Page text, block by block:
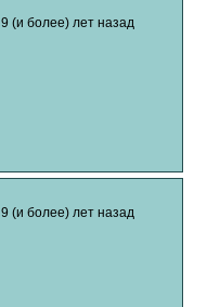
9 (и более) лет назад
9 (и более) лет назад